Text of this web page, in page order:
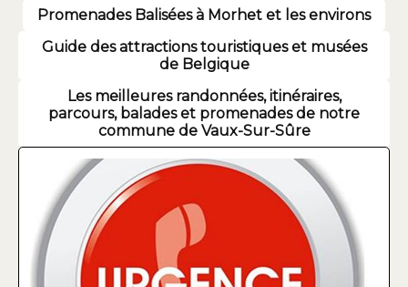
Promenades Balisées à Morhet et les environs
Guide des attractions touristiques et musées
de Belgique
Les meilleures randonnées, itinéraires,
parcours, balades et promenades de notre
commune de Vaux-Sur-Sûre